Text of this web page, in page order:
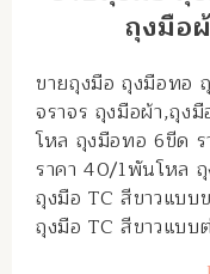
ถุงมือ
ขายถุงมือ ถุงมือทอ
จราจร ถุงมือผ้า,ถุง
โหล ถุงมือทอ 6ขีด
ราคา 40/1พันโหล
ถุงมือ TC สีขาวแบ
ถุงมือ TC สีขาวแบบ